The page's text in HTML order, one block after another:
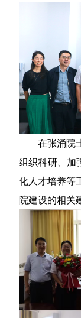
在张涌院
组织科研、加
化人才培养等
院建设的相关